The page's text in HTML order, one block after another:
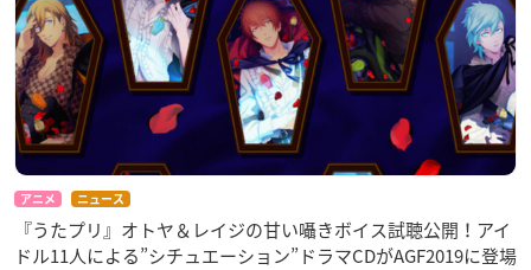
アニメ ニュース
『うたプリ』オトヤ＆レイジの甘い囁きボイス試聴公開！アイ
ドル11人による”シチュエーション”ドラマCDがAGF2019に登場